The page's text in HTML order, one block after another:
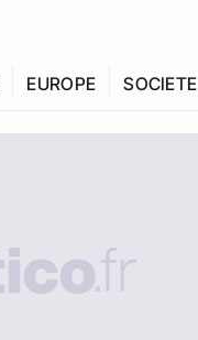
EUROPE SOCIETE